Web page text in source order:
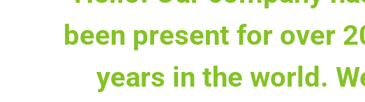
been present for over
years in the world.